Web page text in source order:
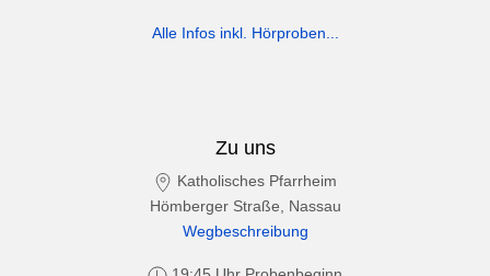
Alle Infos inkl. Hörproben...
Zu uns
Katholisches Pfarrheim
Hömberger Straße, Nassau
Wegbeschreibung